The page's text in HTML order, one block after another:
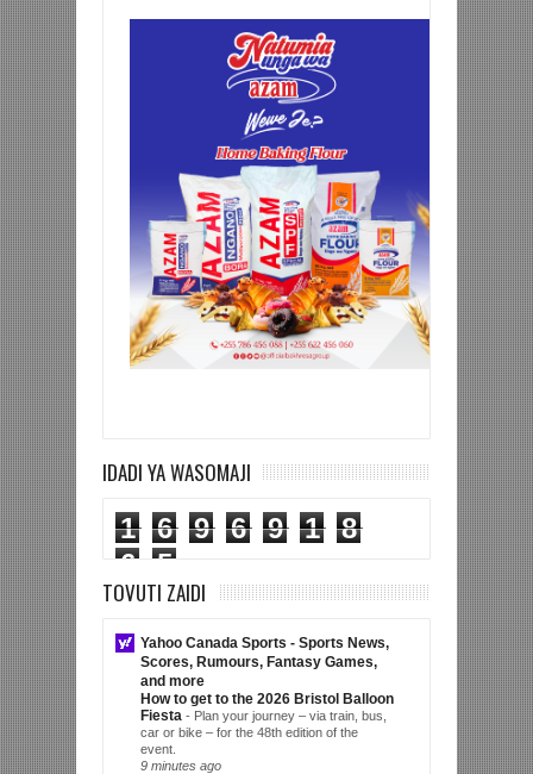
IDADI YA WASOMAJI
1 6 9 6 9 1
8
6
5
TOVUTI ZAIDI
Yahoo Canada Sports - Sports News,
Scores, Rumours, Fantasy Games,
and more
How to get to the 2026 Bristol Balloon
Fiesta - Plan your journey – via train, bus,
car or bike – for the 48th edition of the
event.
9 minutes ago